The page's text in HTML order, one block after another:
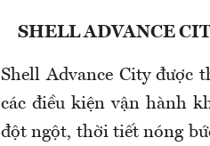
SHELL ADVANCE
Shell Advance City được
các điều kiện vận hành
đột ngột, thời tiết nóng